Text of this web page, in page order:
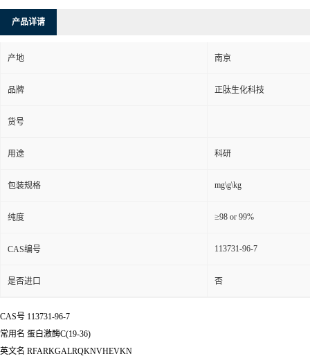
产品详请
产地 南京
品牌 正肽生化科技
货号
用途 科研
包装规格 mg\g\kg
纯度 ≥98 or 99%
CAS编号 113731-96-7
是否进口 否
CAS号 113731-96-7
常用名 蛋白激酶C(19-36)
英文名 RFARKGALRQKNVHEVKN